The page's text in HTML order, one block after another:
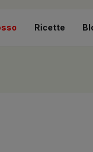
Ricette